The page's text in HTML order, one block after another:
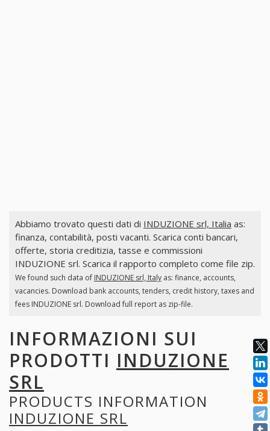
Abbiamo trovato questi dati di INDUZIONE srl, Italia as:
finanza, contabilità, posti vacanti. Scarica conti bancari,
offerte, storia creditizia, tasse e commissioni
INDUZIONE srl. Scarica il rapporto completo come file zip.
We found such data of INDUZIONE srl, Italyas: finance, accounts,
vacancies. Download bank accounts, tenders, credit history, taxes and
fees INDUZIONE srl. Download full report as zip-file.
INFORMAZIONI SUI
PRODOTTI INDUZIONE
SRL
PRODUCTS INFORMATION
INDUZIONE SRL